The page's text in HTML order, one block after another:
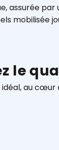
assurée par
mobilisée
le
au cœur